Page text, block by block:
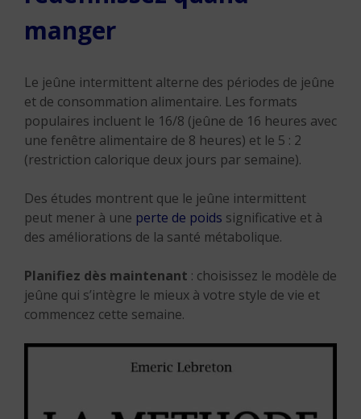
manger
Le jeûne intermittent alterne des périodes de jeûne
et de consommation alimentaire. Les formats
populaires incluent le 16/8 (jeûne de 16 heures avec
une fenêtre alimentaire de 8 heures) et le 5 : 2
(restriction calorique deux jours par semaine).
Des études montrent que le jeûne intermittent
peut mener à une perte de poids significative et à
des améliorations de la santé métabolique.
Planifiez dès maintenant : choisissez le modèle de
jeûne qui s’intègre le mieux à votre style de vie et
commencez cette semaine.